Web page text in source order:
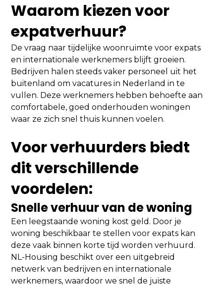
Waarom kiezen voor
expatverhuur?
De vraag naar tijdelijke woonruimte voor expats
en internationale werknemers blijft groeien.
Bedrijven halen steeds vaker personeel uit het
buitenland om vacatures in Nederland in te
vullen. Deze werknemers hebben behoefte aan
comfortabele, goed onderhouden woningen
waar ze zich snel thuis kunnen voelen.
Voor verhuurders biedt
dit verschillende
voordelen:
Snelle verhuur van de woning
Een leegstaande woning kost geld. Door je
woning beschikbaar te stellen voor expats kan
deze vaak binnen korte tijd worden verhuurd.
NL-Housing beschikt over een uitgebreid
netwerk van bedrijven en internationale
werknemers, waardoor we snel de juiste